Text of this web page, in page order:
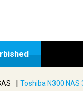
| Toshiba N300 NAS